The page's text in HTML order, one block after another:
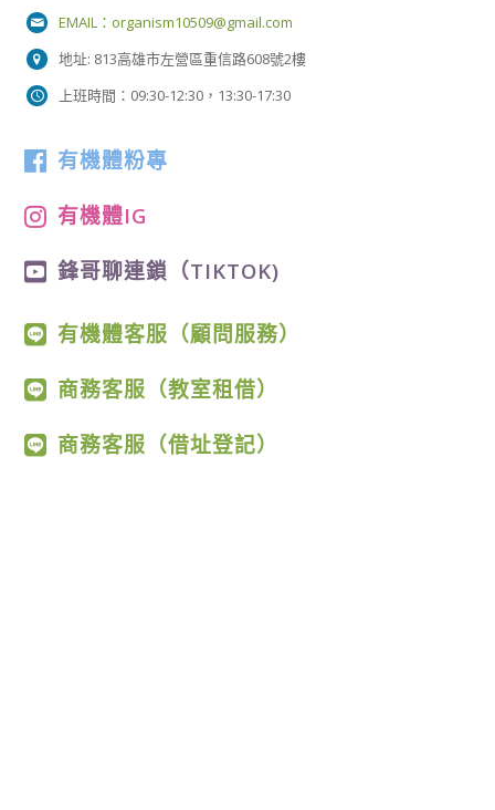
EMAIL： organism10509@gmail.com
地址: 813高雄市左營區重信路608號2樓
上班時間：09:30-12:30，13:30-17:30
有機體粉專
有機體IG
鋒哥聊連鎖（TIKTOK)
有機體客服（顧問服務）
商務客服（教室租借）
商務客服（借址登記）